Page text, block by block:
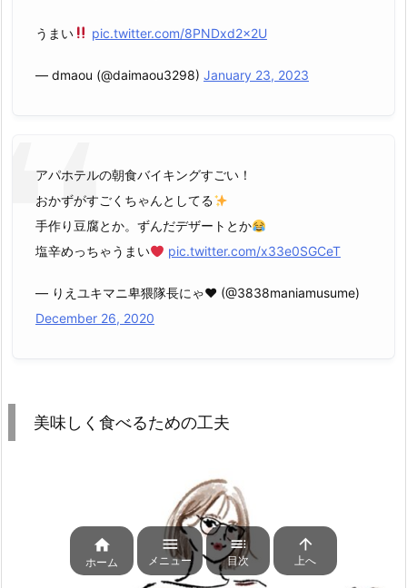
うまい pic.twitter.com/8PNDxd2x2U
— dmaou (@daimaou3298) January 23, 2023
アパホテルの朝食バイキングすごい！
おかずがすごくちゃんとしてる
手作り豆腐とか。ずんだデザートとか
塩辛めっちゃうまい
pic.twitter.com/x33e0SGCeT
— りえユキマニ卑猥隊長にゃ♥ (@3838maniamusume)
December 26, 2020
美味しく食べるための工夫

ホーム

メニュー

目次

上へ